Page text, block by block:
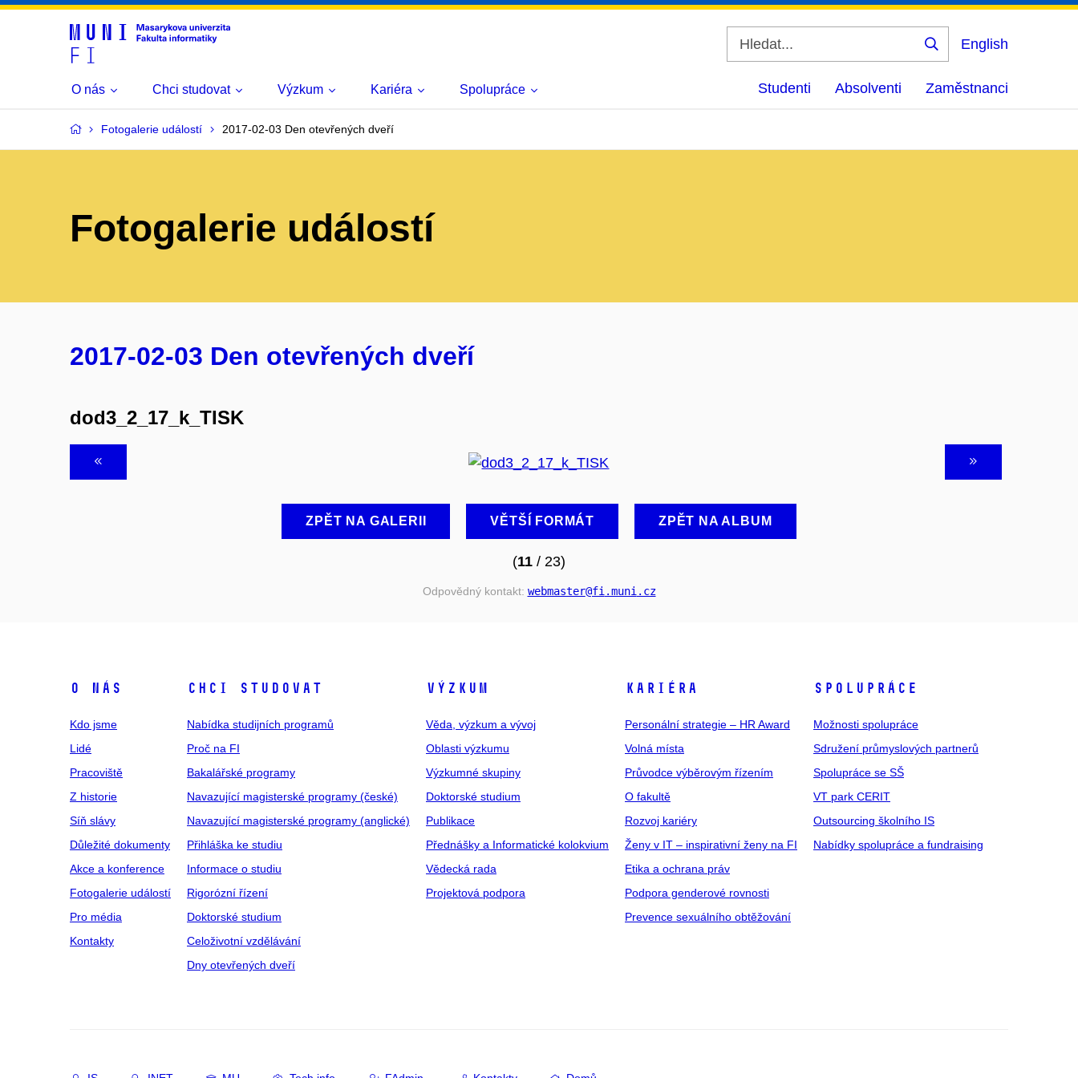
Vyhledat
English
O nás Chci studovat Výzkum Kariéra Spolupráce Studenti Absolventi Zaměstnanci
Fotogalerie událostí 2017-02-03 Den otevřených dveří
Fotogalerie událostí
2017-02-03 Den otevřených dveří
dod3_2_17_k_TISK
ZPĚT NA GALERII VĚTŠÍ FORMÁT ZPĚT NA ALBUM
(11 / 23)
Odpovědný kontakt: webmaster@fi .muni .cz
O NÁS
Kdo jsme
Lidé
Pracoviště
Z historie
Síň slávy
Důležité dokumenty
Akce a konference
Fotogalerie událostí
Pro média
Kontakty
CHCI STUDOVAT
Nabídka studijních programů
Proč na FI
Bakalářské programy
Navazující magisterské programy (české)
Navazující magisterské programy (anglické)
Přihláška ke studiu
Informace o studiu
Rigorózní řízení
Doktorské studium
Celoživotní vzdělávání
Dny otevřených dveří
VÝZKUM
Věda, výzkum a vývoj
Oblasti výzkumu
Výzkumné skupiny
Doktorské studium
Publikace
Přednášky a Informatické kolokvium
Vědecká rada
Projektová podpora
KARIÉRA
Personální strategie – HR Award
Volná místa
Průvodce výběrovým řízením
O fakultě
Rozvoj kariéry
Ženy v IT – inspirativní ženy na FI
Etika a ochrana práv
Podpora genderové rovnosti
Prevence sexuálního obtěžování
SPOLUPRÁCE
Možnosti spolupráce
Sdružení průmyslových partnerů
Spolupráce se SŠ
VT park CERIT
Outsourcing školního IS
Nabídky spolupráce a fundraising